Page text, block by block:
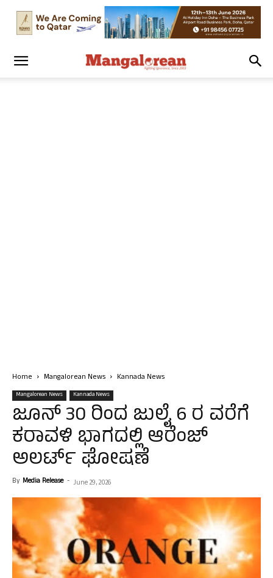
Home Mangalorean News Kannada News
Mangalorean News Kannada News
ಜೂನ್ 30 ರಿಂದ ಜುಲೈ 6 ರ ವರೆಗೆ
ಕರಾವಳಿ ಭಾಗದಲ್ಲಿ ಆರೆಂಜ್
ಅಲರ್ಟ್ ಘೋಷಣೆ
By Media Release - June 29, 2026